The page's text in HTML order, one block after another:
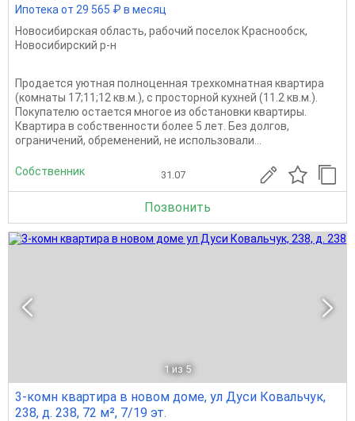
Ипотека от 29 565 ₽ в месяц
Новосибирская область, рабочий поселок Краснообск,
Новосибирский р-н
Продается уютная полноценная трехкомнатная квартира
(комнаты 17;11;12 кв.м.), с просторной кухней (11.2 кв.м.).
Покупателю остается многое из обстановки квартиры.
Квартира в собственности более 5 лет. Без долгов,
ограничений, обременений, не использовали...
Собственник 31.07
Позвонить
1 из 5
3-комн квартира в новом доме, ул Дуси Ковальчук,
238, д. 238, 72 м², 7/19 эт.